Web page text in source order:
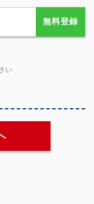
無料登録
い